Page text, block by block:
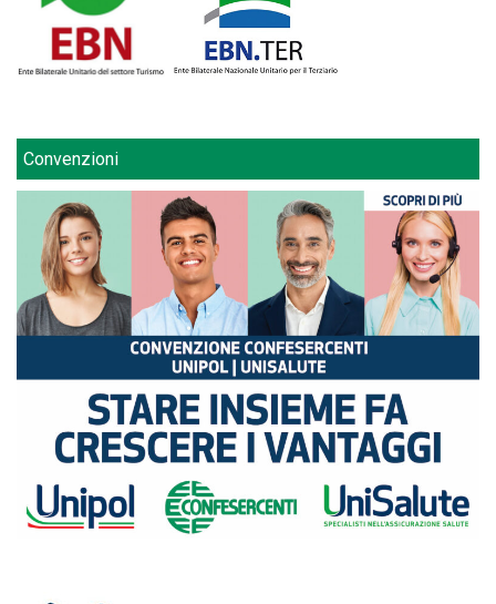
Convenzioni